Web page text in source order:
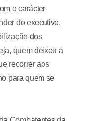
o carácter
do executivo,
dos
quem deixou a
recorrer aos
para quem se